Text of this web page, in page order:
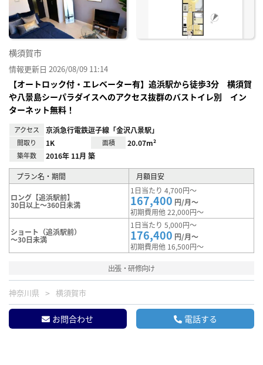
横須賀市
情報更新日 2026/08/09 11:14
【オートロック付・エレベーター有】追浜駅から徒歩3分 横須賀
や八景島シーパラダイスへのアクセス抜群のバストイレ別 イン
ターネット無料！
アクセス 京浜急行電鉄逗子線「金沢八景駅」
間取り 1K 面積 20.07m²
築年数 2016年 11月 築
プラン名・期間 月額目安
ロング【追浜駅前】
30日以上～360日未満
1日当たり 4,700円～
167,400 円/月～
初期費用他 22,000円～
ショート（追浜駅前）
～30日未満
1日当たり 5,000円～
176,400 円/月～
初期費用他 16,500円～
出張・研修向け
神奈川県 横須賀市
お問合わせ 電話する